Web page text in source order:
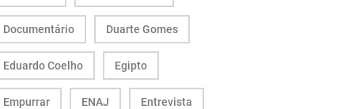
Documentário Duarte Gomes
Eduardo Coelho Egipto
Empurrar ENAJ Entrevista